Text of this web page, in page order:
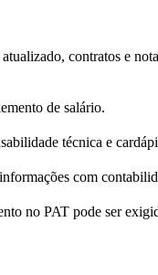
contratos e
de salário.
técnica e
com
no PAT pode ser